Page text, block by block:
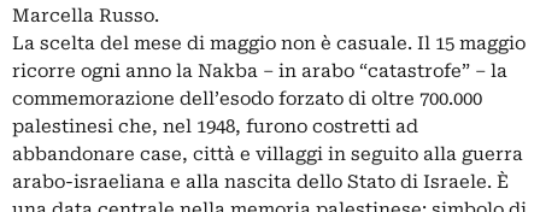
Marcella Russo.
La scelta del mese di maggio non è casuale. Il 15 maggio
ricorre ogni anno la Nakba – in arabo “catastrofe” – la
commemorazione dell’esodo forzato di oltre 700.000
palestinesi che, nel 1948, furono costretti ad
abbandonare case, città e villaggi in seguito alla guerra
arabo-israeliana e alla nascita dello Stato di Israele. È